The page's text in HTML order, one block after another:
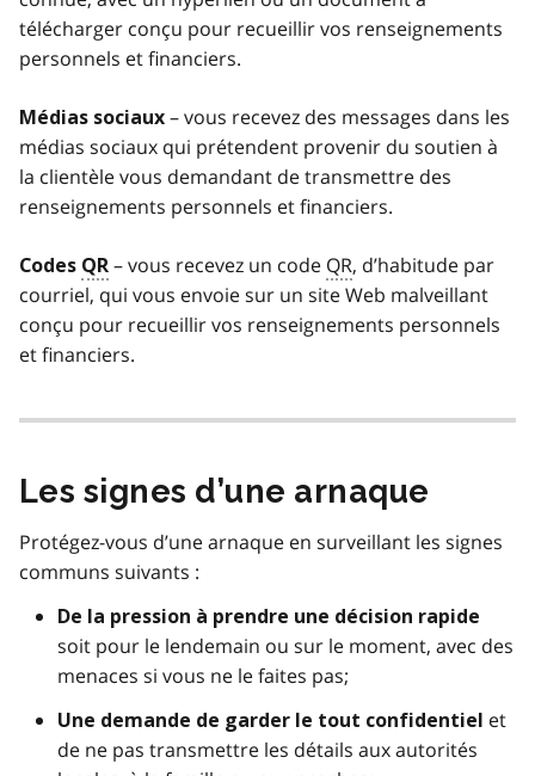
télécharger conçu pour recueillir vos renseignements
personnels et financiers.
Médias sociaux – vous recevez des messages dans les
médias sociaux qui prétendent provenir du soutien à
la clientèle vous demandant de transmettre des
renseignements personnels et financiers.
Codes QR – vous recevez un code QR, d’habitude par
courriel, qui vous envoie sur un site Web malveillant
conçu pour recueillir vos renseignements personnels
et financiers.
Les signes d’une arnaque
Protégez-vous d’une arnaque en surveillant les signes
communs suivants :
De la pression à prendre une décision rapide
soit pour le lendemain ou sur le moment, avec des
menaces si vous ne le faites pas;
Une demande de garder le tout confidentiel et
de ne pas transmettre les détails aux autorités